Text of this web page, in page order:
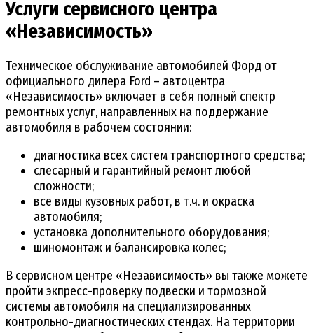
Услуги сервисного центра
«Независимость»
Техническое обслуживание автомобилей Форд от
официального дилера Ford – автоцентра
«Независимость» включает в себя полный спектр
ремонтных услуг, направленных на поддержание
автомобиля в рабочем состоянии:
диагностика всех систем транспортного средства;
слесарный и гарантийный ремонт любой
сложности;
все виды кузовных работ, в т.ч. и окраска
автомобиля;
установка дополнительного оборудования;
шиномонтаж и балансировка колес;
В сервисном центре «Независимость» вы также можете
пройти экпресс-проверку подвески и тормозной
системы автомобиля на специализированных
контрольно-диагностических стендах. На территории